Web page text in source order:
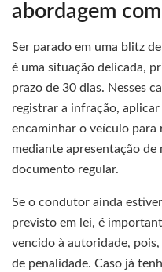
abordagem
Ser parado em uma blitz
é uma situação delicada,
prazo de 30 dias. Nesses
registrar a infração,
encaminhar o veículo
mediante apresentação
documento regular.
Se o condutor ainda
previsto em lei, é
vencido à autoridade,
de penalidade. Caso já